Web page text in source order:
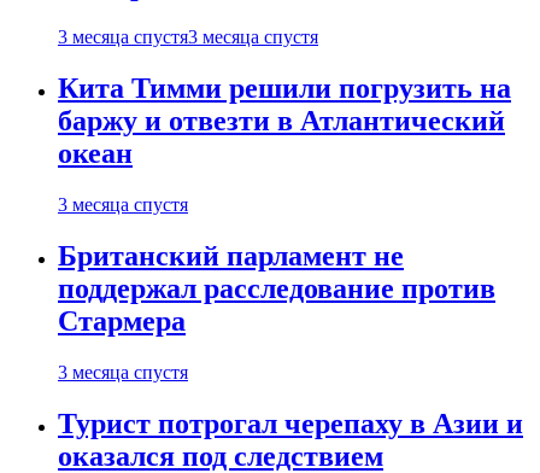
3 месяца спустя3 месяца спустя
Кита Тимми решили погрузить на
баржу и отвезти в Атлантический
океан
3 месяца спустя
Британский парламент не
поддержал расследование против
Стармера
3 месяца спустя
Турист потрогал черепаху в Азии и
оказался под следствием